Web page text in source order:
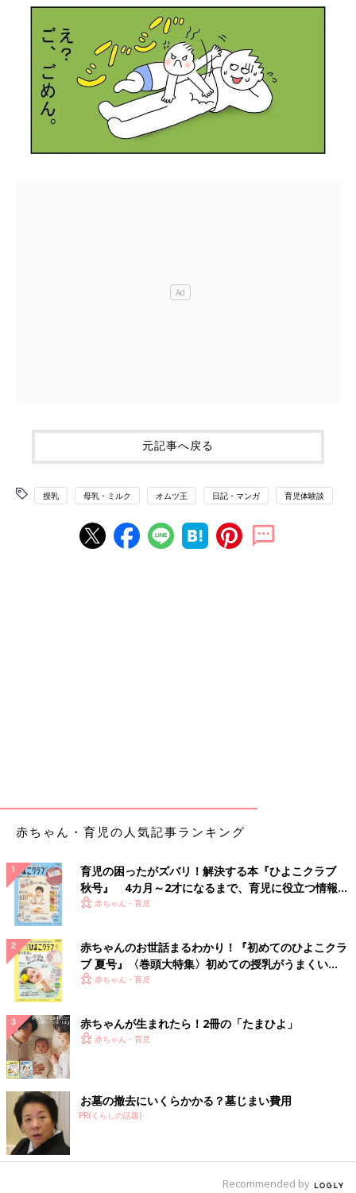
元記事へ戻る
授乳 母乳・ミルク オムツ王 日記・マンガ 育児体験談
赤ちゃん・育児の人気記事ランキング
育児の困ったがズバリ！解決する本『ひよこクラブ
秋号』 4カ月～2才になるまで、育児に役立つ情報が
いっぱい！
赤ちゃん・育児
赤ちゃんのお世話まるわかり！『初めてのひよこクラ
ブ 夏号』〈巻頭大特集〉初めての授乳がうまくい
く！ おっぱい・ミルクの基本と夏のトラブル 解決テ
赤ちゃん・育児
赤ちゃんが生まれたら！2冊の「たまひよ」
赤ちゃん・育児
お墓の撤去にいくらかかる？墓じまい費用
PR(くらしの話題)
Recommended by